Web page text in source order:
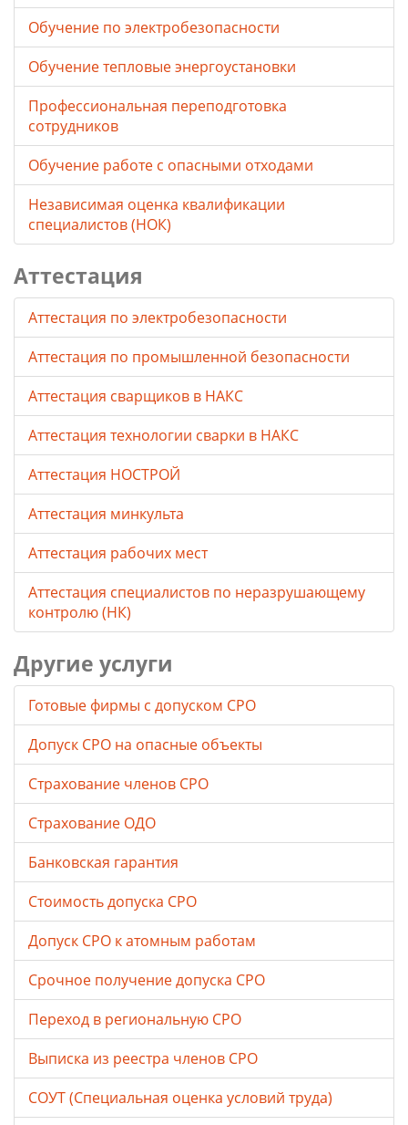
Обучение по электробезопасности
Обучение тепловые энергоустановки
Профессиональная переподготовка
сотрудников
Обучение работе с опасными отходами
Независимая оценка квалификации
специалистов (НОК)
Аттестация
Аттестация по электробезопасности
Аттестация по промышленной безопасности
Аттестация сварщиков в НАКС
Аттестация технологии сварки в НАКС
Аттестация НОСТРОЙ
Аттестация минкульта
Аттестация рабочих мест
Аттестация специалистов по неразрушающему
контролю (НК)
Другие услуги
Готовые фирмы с допуском СРО
Допуск СРО на опасные объекты
Страхование членов СРО
Страхование ОДО
Банковская гарантия
Стоимость допуска СРО
Допуск СРО к атомным работам
Срочное получение допуска СРО
Переход в региональную СРО
Выписка из реестра членов СРО
СОУТ (Специальная оценка условий труда)